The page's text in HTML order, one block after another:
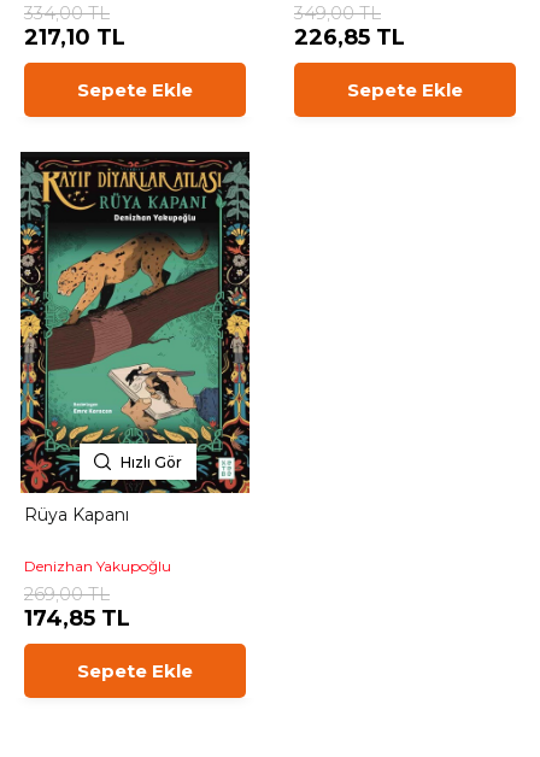
334,00 TL
217,10 TL
Sepete Ekle
349,00 TL
226,85 TL
Sepete Ekle
Hızlı Gör
Rüya Kapanı
Denizhan Yakupoğlu
269,00 TL
174,85 TL
Sepete Ekle